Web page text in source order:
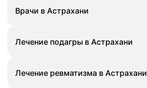
Врачи в Астрахани
Лечение подагры в Астрахани
Лечение ревматизма в Астрахани